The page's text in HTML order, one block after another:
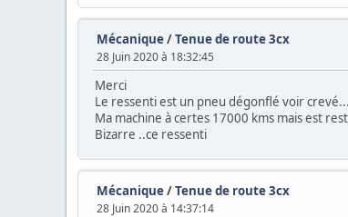
Mécanique/Tenue de route 3cx
28 Juin 2020 à 18:32:45
Merci
Le ressenti est un pneu dégonflé voir
Ma machine à certes 17000 kms mais est
Bizarre ..ce ressenti
Mécanique/Tenue de route 3cx
28 Juin 2020 à 14:37:14